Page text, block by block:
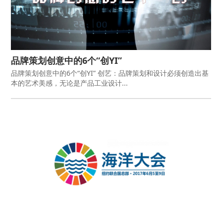
品牌策划创意中的6个“创YI”
品牌策划创意中的6个“创YI” 创艺：品牌策划和设计必须创造出基
本的艺术美感，无论是产品工业设计...